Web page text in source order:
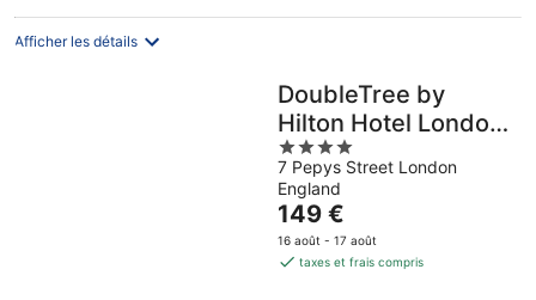
par
Afficher les détails
DoubleTree by
Hilton Hotel London
-Tower of London
4
out
of
5
7 Pepys Street London
England
Le
prix
est
149 €
16 août - 17 août
taxes et frais compris